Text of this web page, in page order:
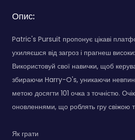
Опис:
Patric's Pursuit пропонує цікаві
ухиляєшся від загроз і прагнеш
Використовуй свої навички, щоб
збираючи Harry-O's, уникаючи
метою досягти 101 очка з точністю.
оновленнями, що роблять гру свіжою
Як грати